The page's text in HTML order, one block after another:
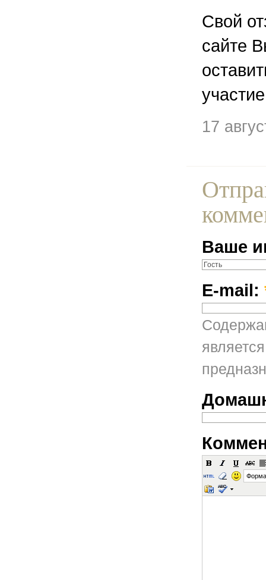
Свой
сайте
17
Ваше
E-mail: